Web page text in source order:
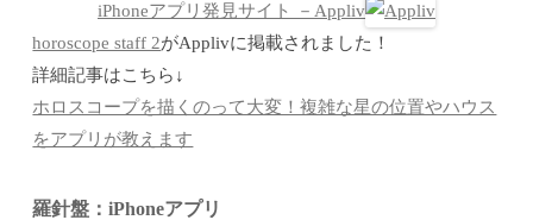
iPhoneアプリ発見サイト －Appliv
horoscope staff 2がApplivに掲載されました！
詳細記事はこちら↓
ホロスコープを描くのって大変！複雑な星の位置やハウス
をアプリが教えます
羅針盤：iPhoneアプリ